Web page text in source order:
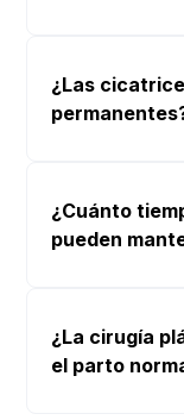
¿Las
¿Cuánto
pueden
¿La cirugía
el parto